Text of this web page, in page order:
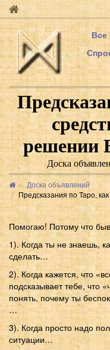
Все
решении
Доска
Доска объявлений
Предсказания по Таро,
Помогаю! Потому что
1). Когда ты не знаешь,
сделать…
2). Когда кажется, что
подсказывает тебе, что
понять, почему ты
…
3). Когда просто надо
ситуации…